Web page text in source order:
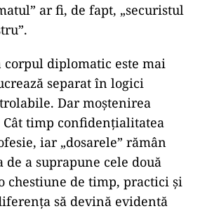
ar fi, de fapt, „securistul
corpul diplomatic este mai
separat în logici
Dar moștenirea
timp confidențialitatea
iar „dosarele” rămân
a suprapune cele două
chestiune de timp, practici și
să devină evidentă